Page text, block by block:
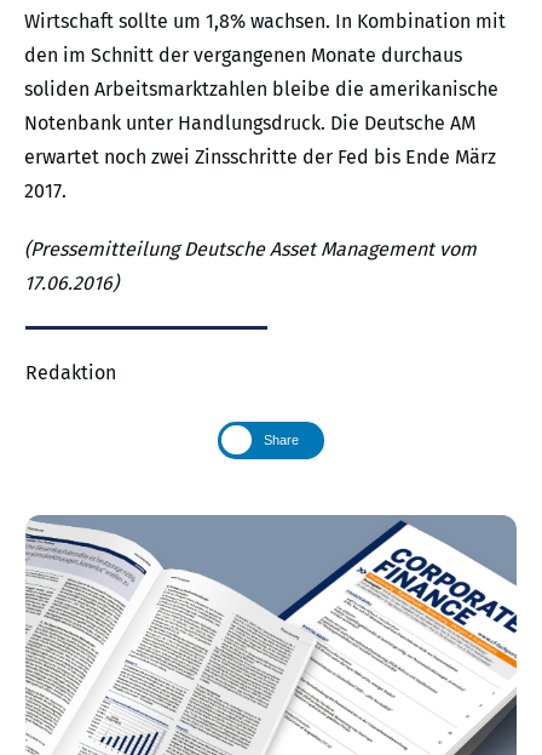
Wirtschaft sollte um 1,8% wachsen. In Kombination mit
den im Schnitt der vergangenen Monate durchaus
soliden Arbeitsmarktzahlen bleibe die amerikanische
Notenbank unter Handlungsdruck. Die Deutsche AM
erwartet noch zwei Zinsschritte der Fed bis Ende März
2017.
(Pressemitteilung Deutsche Asset Management vom
17.06.2016)
Redaktion
Share